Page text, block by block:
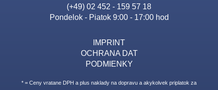
(+49) 02 452 - 159 57 18
Pondelok - Piatok 9:00 - 17:00 hod
IMPRINT
OCHRANA DAT
PODMIENKY
* = Ceny vratane DPH a plus naklady na dopravu a akykolvek priplatok za